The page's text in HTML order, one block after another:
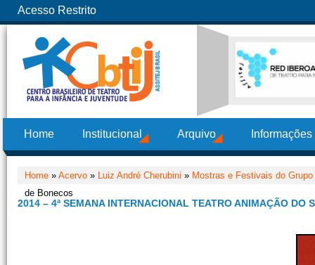
Acesso Restrito
Home Institucional Arquivo
Home » Acervo » Luiz André Cherubini » Mostras e Festivais do Grupo
de Bonecos
2014 – 4ª SEMANA INTERNACIONAL TEATRO ANIMAÇÃO DO